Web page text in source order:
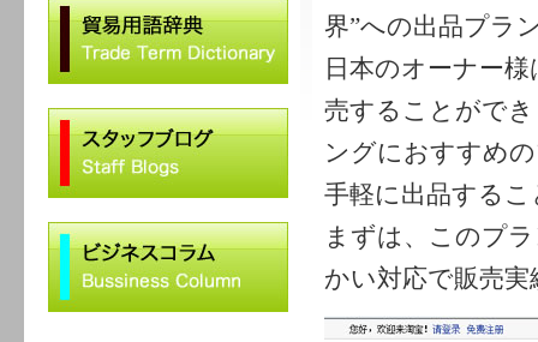
界”への出品プラ
日本のオーナー
売することがで
ングにおすすめ
手軽に出品する
まずは、このプ
かい対応で販売